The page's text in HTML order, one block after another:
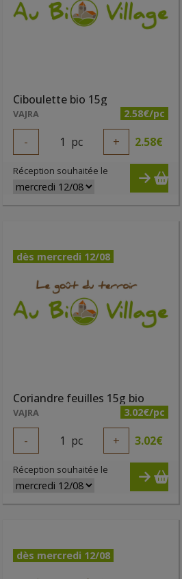
Ciboulette bio 15g
VAJRA 2.58€/pc
- 1 pc + 2.58€
Réception souhaitée le
dès mercredi 12/08
Coriandre feuilles 15g bio
VAJRA 3.02€/pc
- 1 pc + 3.02€
Réception souhaitée le
dès mercredi 12/08